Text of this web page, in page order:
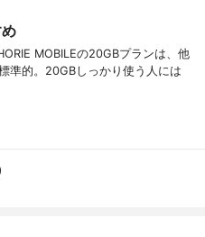
MOBILEの20GBプランは、他
準的。20GBしっかり使う人には